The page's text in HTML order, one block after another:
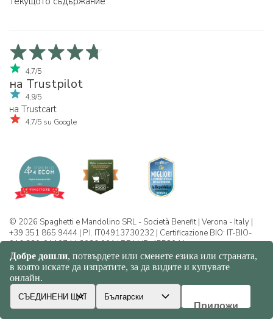
4,7/5
на Trustpilot
4,9/5
на Trustcart
4,7/5 su Google
© 2026 Spaghetti e Mandolino SRL - Società Benefit | Verona - Italy |
+39 351 865 9444 | P.I. IT04913730232 | Certificazione BIO: IT-BIO-
016.380-0110744.2026.001 | REA VR-455804 |
Политика за конфиденциалност и
бисквитки
Sitemap